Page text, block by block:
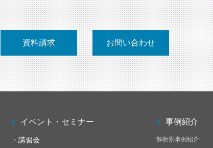
資料請求 お問い合わせ
イベント・セミナー
・講習会
事例紹介
解析別事例紹介